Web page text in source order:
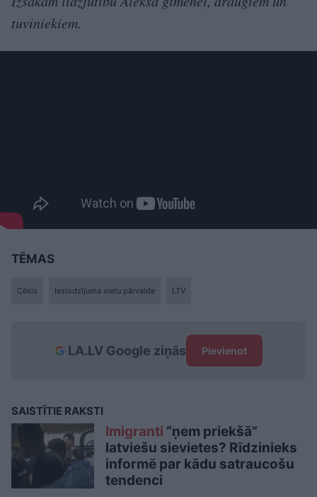
tuviniekiem.
TĒMAS
Cēsis Ieslodzījuma vietu pārvalde LTV
LA.LV Google ziņās Pievienot
SAISTĪTIE RAKSTI
Imigranti “ņem priekšā”
latviešu sievietes? Rīdzinieks
informē par kādu satraucošu
tendenci